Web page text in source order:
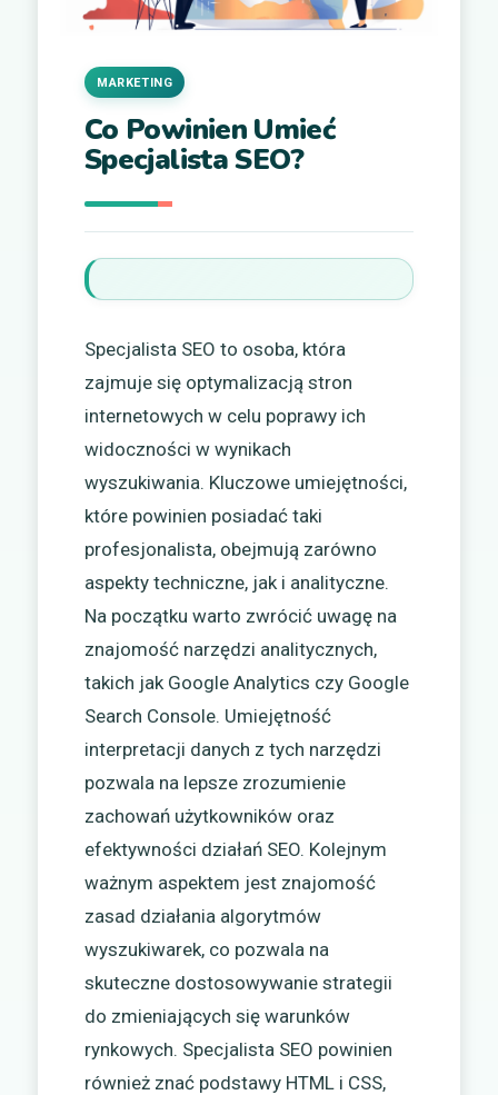
Co Powinien Umieć
Specjalista SEO?
MARKETING
Specjalista SEO to osoba, która
zajmuje się optymalizacją stron
internetowych w celu poprawy ich
widoczności w wynikach
wyszukiwania. Kluczowe umiejętności,
które powinien posiadać taki
profesjonalista, obejmują zarówno
aspekty techniczne, jak i analityczne.
Na początku warto zwrócić uwagę na
znajomość narzędzi analitycznych,
takich jak Google Analytics czy Google
Search Console. Umiejętność
interpretacji danych z tych narzędzi
pozwala na lepsze zrozumienie
zachowań użytkowników oraz
efektywności działań SEO. Kolejnym
ważnym aspektem jest znajomość
zasad działania algorytmów
wyszukiwarek, co pozwala na
skuteczne dostosowywanie strategii
do zmieniających się warunków
rynkowych. Specjalista SEO powinien
również znać podstawy HTML i CSS,